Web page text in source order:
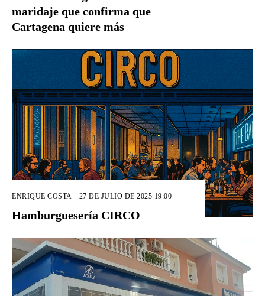
maridaje que confirma que
Cartagena quiere más
ENRIQUE COSTA - 27 DE JULIO DE 2025 19:00
Hamburguesería CIRCO